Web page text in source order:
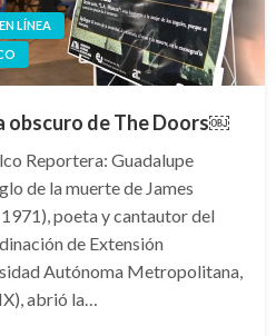
LÍNEA
obscuro de The Doors￼
Reportera: Guadalupe
de la muerte de James
poeta y cantautor del
de Extensión
Autónoma Metropolitana,
abrió la…